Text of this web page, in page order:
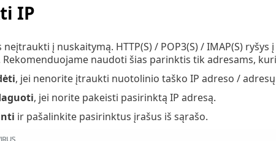
IP
neįtraukti į nuskaitymą. HTTP(S) / POP3(S) / IMAP(S)
naudoti šias parinktis tik adresams,
, jei nenorite įtraukti nuotolinio taško IP adreso /
, jei norite pakeisti pasirinktą IP adresą.
ir pašalinkite pasirinktus įrašus iš sąrašo.